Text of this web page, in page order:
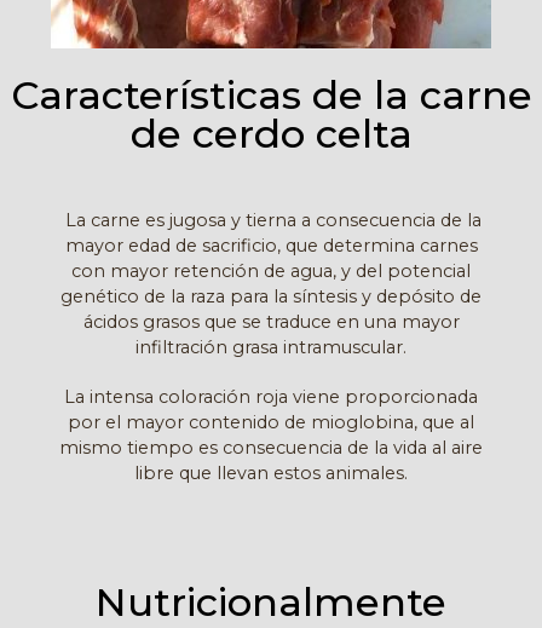
Características de la carne
de cerdo celta
La carne es jugosa y tierna a consecuencia de la
mayor edad de sacrificio, que determina carnes
con mayor retención de agua, y del potencial
genético de la raza para la síntesis y depósito de
ácidos grasos que se traduce en una mayor
infiltración grasa intramuscular.
La intensa coloración roja viene proporcionada
por el mayor contenido de mioglobina, que al
mismo tiempo es consecuencia de la vida al aire
libre que llevan estos animales.
Nutricionalmente